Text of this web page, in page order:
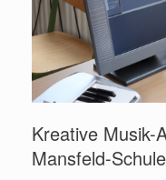
Kreative Musik-
Mansfeld-